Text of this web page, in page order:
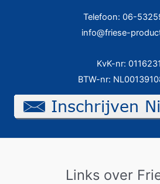
Telefoon: 06-
info@friese-
KvK-nr:
BTW-nr:
Links over